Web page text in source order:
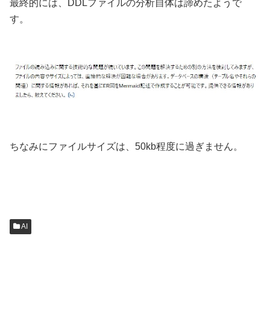
最終的には、DDLファイルの分析自体は諦めたようで
す。
ちなみにファイルサイズは、50kb程度に過ぎません。
AI